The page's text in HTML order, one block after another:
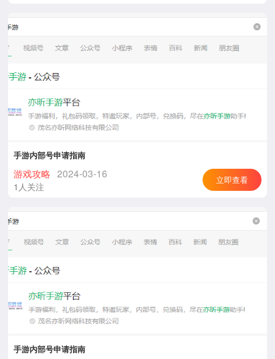
手游内部号申请指南
游戏攻略 2024-03-16
1人关注
立即查看
手游内部号申请指南